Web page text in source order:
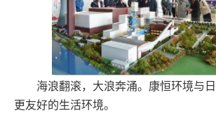
海浪翻滚，大浪奔涌。康恒环境与
更友好的生活环境。